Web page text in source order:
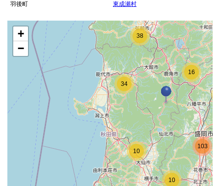
羽後町 東成瀬村
10
10
34
103
16
38
+
−